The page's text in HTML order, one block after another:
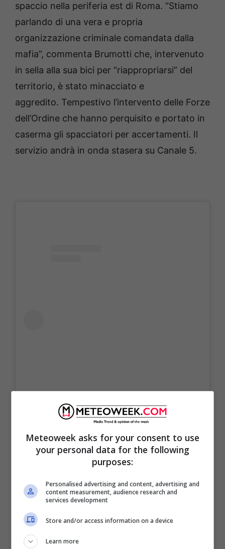
spaccio nella periferia est di Roma. “Stiamo
parlando di una vera e propria
organizzazione criminale comandata dalla
mafia”, commenta Brumotti che, intervenuto
in sella alla sua bici per “riappropriarsi” del
territorio, è stato minacciato e
aggredito. Tempestivo l’intervento delle Forze
dell’Ordine che hanno perquisito e portato in
caserma gli spacciatori per accertamenti. Il
servizio andrà in onda stasera su Canale 5.
Visualizza questo post su Instagram
Meteoweek asks for your consent to use
your personal data for the following
purposes:
Personalised advertising and content, advertising and
content measurement, audience research and
services development
Store and/or access information on a device
Learn more